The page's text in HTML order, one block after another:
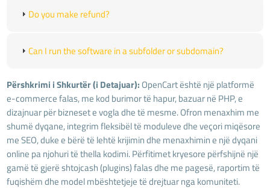
Do you make refund?
Can I run the software in a subfolder or subdomain?
Përshkrimi i Shkurtër (i Detajuar): OpenCart është një platformë
e-commerce falas, me kod burimor të hapur, bazuar në PHP, e
dizajnuar për bizneset e vogla dhe të mesme. Ofron menaxhim me
shumë dyqane, integrim fleksibël të moduleve dhe veçori miqësore
me SEO, duke e bërë të lehtë krijimin dhe menaxhimin e një dyqani
online pa njohuri të thella kodimi. Përfitimet kryesore përfshijnë një
gamë të gjerë shtojcash (plugins) falas dhe me pagesë, raportim të
fuqishëm dhe model mbështetjeje të drejtuar nga komuniteti.